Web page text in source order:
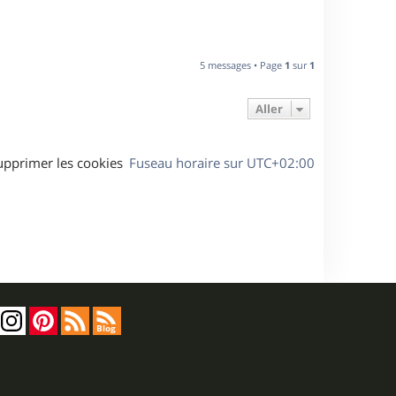
5 messages • Page 1 sur 1
Aller
Fuseau horaire sur UTC+02:00
les cookies